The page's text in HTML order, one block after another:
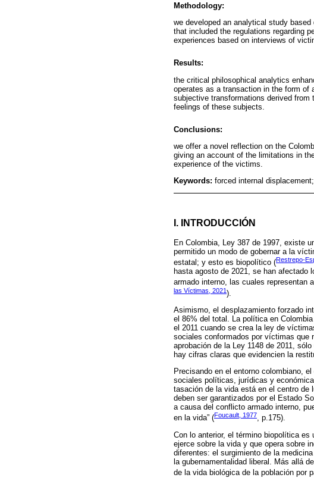
Methodology:
we developed an analytical study
that included the regulations regarding
experiences based on interviews of
Results:
the critical philosophical analytics
operates as a transaction in the form of
subjective transformations derived
feelings of these subjects.
Conclusions:
we offer a novel reflection on the
giving an account of the limitations in
experience of the victims.
Keywords: forced internal
I. INTRODUCCIÓN
En Colombia, Ley 387 de 1997, existe
permitido un modo de gobernar a la
estatal; y esto es biopolítico (Restrepo-
hasta agosto de 2021, se han afectado
armado interno, las cuales representan
las Víctimas, 2021).
Asimismo, el desplazamiento forzado
el 86% del total. La política en
el 2011 cuando se crea la ley de
sociales conformados por víctimas que
aprobación de la Ley 1148 de 2011,
hay cifras claras que evidencien la
Precisando en el entorno colombiano,
sociales políticas, jurídicas y
tasación de la vida está en el centro
deben ser garantizados por el Estado
a causa del conflicto armado interno,
en la vida” (Foucault, 1977, p.175).
Con lo anterior, el término biopolítica
ejerce sobre la vida y que opera sobre
diferentes: el surgimiento de la
la gubernamentalidad liberal. Más allá
de la vida biológica de la población por